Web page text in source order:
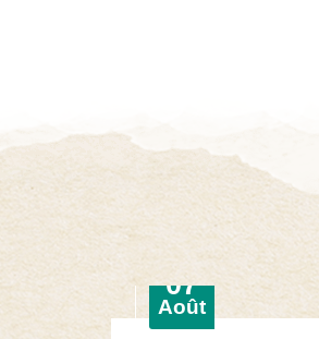
07
Août